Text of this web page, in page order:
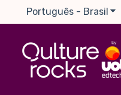
Português - Brasil